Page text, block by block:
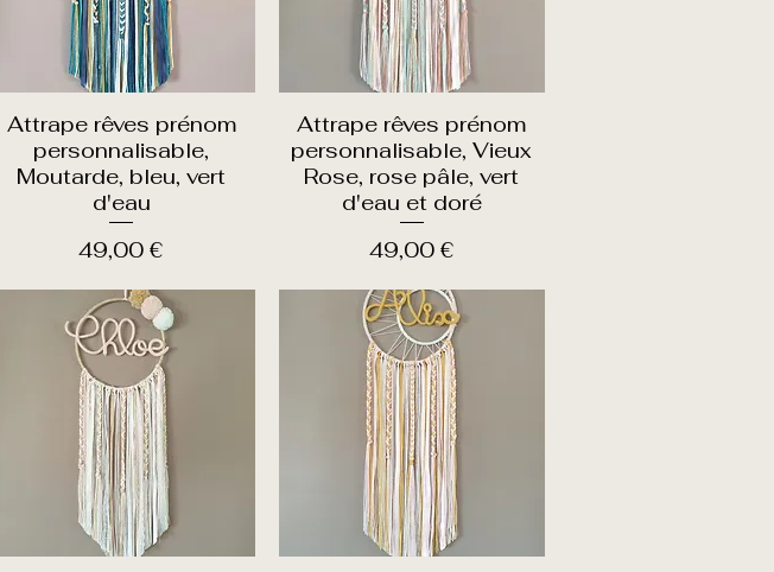
Aperçu rapide
Attrape rêves prénom
personnalisable,
Moutarde, bleu, vert
d'eau
Prix
49,00 €
Aperçu rapide
Attrape rêves prénom
personnalisable, Vieux
Rose, rose pâle, vert
d'eau et doré
Prix
49,00 €